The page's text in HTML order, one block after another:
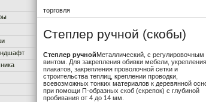
торговля
Степлер ручной (скобы)
Степлер ручнойМеталлический, с регулировочным
винтом. Для закрепления обивки мебели, укрепления
плакатов, закрепления проволочной сетки и
строительства теплиц, креплении проводки,
всевозможных тонких материалов к деревянной
при помощи П-образных скоб (скрепок) с глубиной
пробивания от 4 до 14 мм.